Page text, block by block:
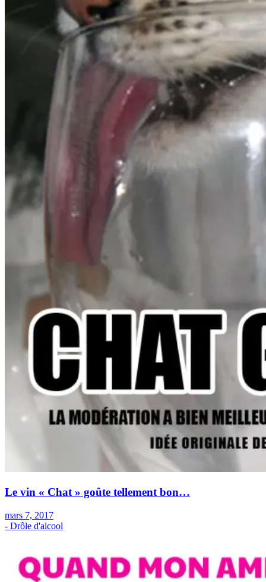
Le vin « Chat » goûte tellement bon…
mars 7, 2017
- Drôle d'alcool